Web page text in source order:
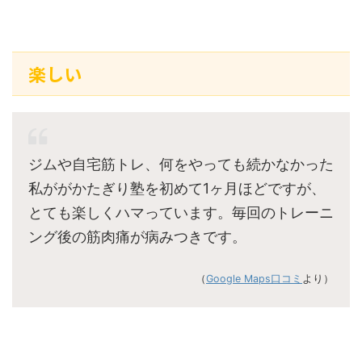
楽しい
ジムや自宅筋トレ、何をやっても続かなかった
私ががかたぎり塾を初めて1ヶ月ほどですが、
とても楽しくハマっています。毎回のトレーニ
ング後の筋肉痛が病みつきです。
（Google Maps口コミ より）